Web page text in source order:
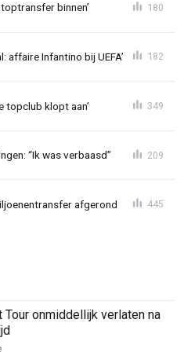
binnen’ 180
affaire Infantino bij UEFA’ 182
topclub klopt aan’ 349
“Ik was verbaasd” 209
afgerond 445
Tour onmiddellijk verlaten na